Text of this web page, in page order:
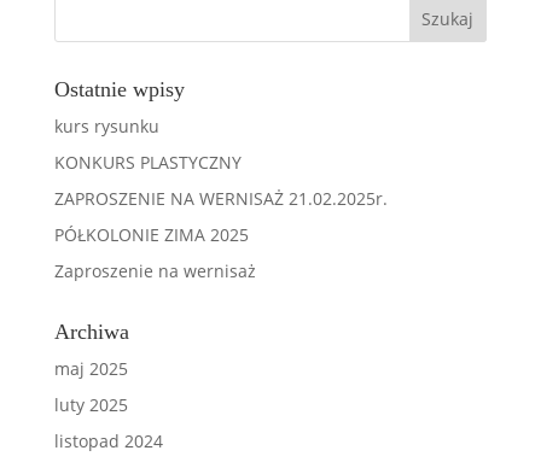
Ostatnie wpisy
kurs rysunku
KONKURS PLASTYCZNY
ZAPROSZENIE NA WERNISAŻ 21.02.2025r.
PÓŁKOLONIE ZIMA 2025
Zaproszenie na wernisaż
Archiwa
maj 2025
luty 2025
listopad 2024